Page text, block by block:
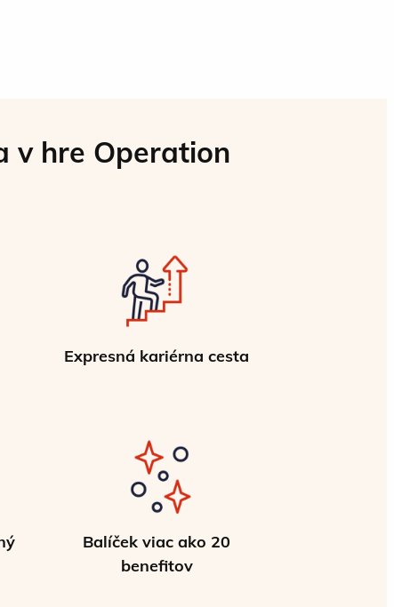
v hre Operation
Expresná kariérna cesta
Balíček viac ako 20
benefitov